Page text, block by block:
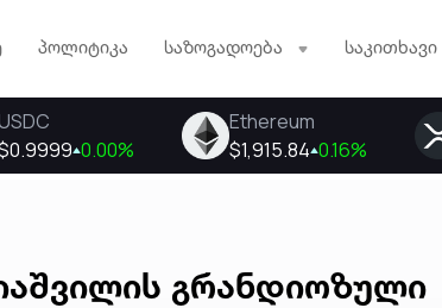
პოლიტიკა საზოგადოება საკითხავი
გრანდიოზული